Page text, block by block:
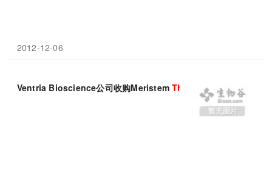
2012-12-06
Ventria Bioscience公司收购MeristemTherapeutics公司的重